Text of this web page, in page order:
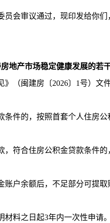
会审议通过，现印发给你们
地产市场稳定健康发展的若
闽建房〔2026〕1号）文
件的，按照首套个人住房公
合住房公积金贷款条件的
余额后，不足部分可提取
料之日起3年内一次性申请。